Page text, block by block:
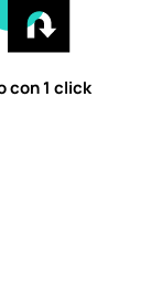
con 1 click